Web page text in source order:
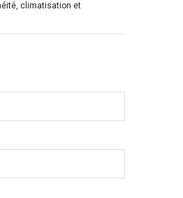
climatisation et